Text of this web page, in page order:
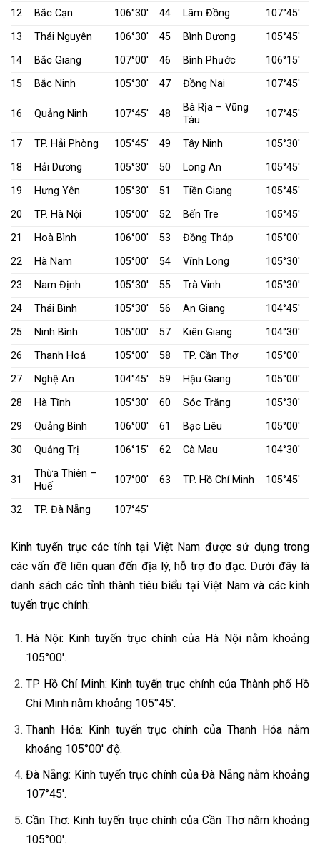
12 Bắc Cạn 106°30′ 44 Lâm Đồng
107°45′
13
Thái Nguyên 106°30′ 45 Bình Dương
105°45′
14
Bắc Giang 107°00′ 46 Bình Phước
106°15′
15
Bắc Ninh 105°30′ 47 Đồng Nai 107°45′
16 Quảng Ninh 107°45′ 48
Bà Rịa – Vũng
Tàu
107°45′
17 TP. Hải Phòng 105°45′ 49 Tây Ninh
105°30′
18
Hải Dương 105°30′ 50 Long An
105°45′
19
Hưng Yên 105°30′ 51 Tiền Giang
105°45′
20
TP. Hà Nội 105°00′ 52 Bến Tre
105°45′
21
Hoà Bình 106°00′ 53 Đồng Tháp
105°00′
22
Hà Nam 105°00′ 54 Vĩnh Long
105°30′
23
Nam Định 105°30′ 55 Trà Vinh
105°30′
24
Thái Bình 105°30′ 56 An Giang
104°45′
25
Ninh Bình 105°00′ 57 Kiên Giang
104°30′
26
Thanh Hoá 105°00′ 58 TP. Cần Thơ
105°00′
27
Nghệ An 104°45′ 59 Hậu Giang
105°00′
28
Hà Tĩnh 105°30′ 60 Sóc Trăng
105°30′
29
Quảng Bình 106°00′ 61 Bạc Liêu
105°00′
30
Quảng Trị 106°15′ 62 Cà Mau 104°30′
31
Thừa Thiên –
Huế
107°00′ 63 TP. Hồ Chí Minh 105°45′
32 TP. Đà Nẵng 107°45′
Kinh tuyến trục các tỉnh tại Việt Nam được sử dụng trong
các vấn đề liên quan đến địa lý, hỗ trợ đo đạc. Dưới đây là
danh sách các tỉnh thành tiêu biểu tại Việt Nam và các kinh
tuyến trục chính:
Hà Nội: Kinh tuyến trục chính của Hà Nội nằm khoảng
105°00′.
TP Hồ Chí Minh: Kinh tuyến trục chính của Thành phố Hồ
Chí Minh nằm khoảng 105°45′.
Thanh Hóa: Kinh tuyến trục chính của Thanh Hóa nằm
khoảng 105°00′ độ.
Đà Nẵng: Kinh tuyến trục chính của Đà Nẵng nằm khoảng
107°45′.
Cần Thơ: Kinh tuyến trục chính của Cần Thơ nằm khoảng
105°00′.